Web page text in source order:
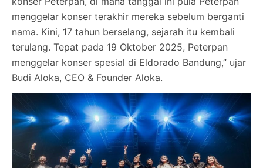
menggelar konser terakhir mereka sebelum berganti
nama. Kini, 17 tahun berselang, sejarah itu kembali
terulang. Tepat pada 19 Oktober 2025, Peterpan
menggelar konser spesial di Eldorado Bandung,” ujar
Budi Aloka, CEO & Founder Aloka.